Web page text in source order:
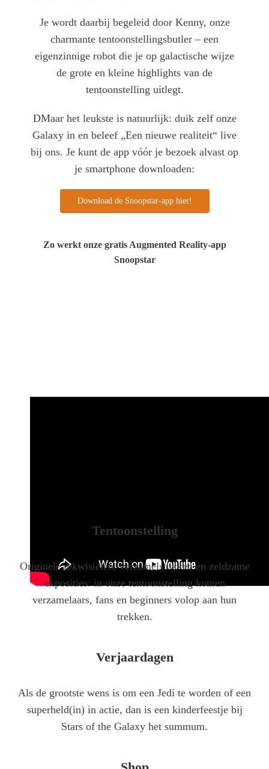
Je wordt daarbij begeleid door Kenny, onze
charmante tentoonstellingsbutler – een
eigenzinnige robot die je op galactische wijze
de grote en kleine highlights van de
tentoonstelling uitlegt.
DMaar het leukste is natuurlijk: duik zelf onze
Galaxy in en beleef „Een nieuwe realiteit“ live
bij ons. Je kunt de app vóór je bezoek alvast op
je smartphone downloaden:
Download de Snoopstar-app hier!
Zo werkt onze gratis Augmented Reality-app
Snoopstar
Tentoonstelling
Originele rekwisieten, verzamelstukken en zeldzame
exposities: in onze tentoonstelling komen
verzamelaars, fans en beginners volop aan hun
trekken.
Verjaardagen
Als de grootste wens is om een Jedi te worden of een
superheld(in) in actie, dan is een kinderfeestje bij
Stars of the Galaxy het summum.